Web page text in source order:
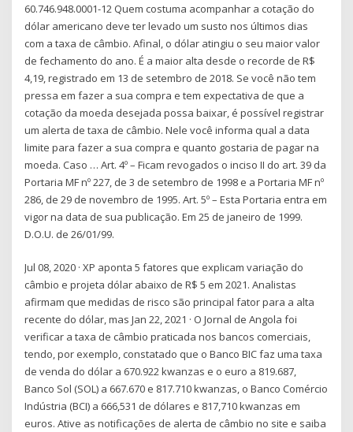
60.746.948.0001-12 Quem costuma acompanhar a cotação do
dólar americano deve ter levado um susto nos últimos dias
com a taxa de câmbio. Afinal, o dólar atingiu o seu maior valor
de fechamento do ano. É a maior alta desde o recorde de R$
4,19, registrado em 13 de setembro de 2018. Se você não tem
pressa em fazer a sua compra e tem expectativa de que a
cotação da moeda desejada possa baixar, é possível registrar
um alerta de taxa de câmbio. Nele você informa qual a data
limite para fazer a sua compra e quanto gostaria de pagar na
moeda. Caso … Art. 4º – Ficam revogados o inciso II do art. 39 da
Portaria MF nº 227, de 3 de setembro de 1998 e a Portaria MF nº
286, de 29 de novembro de 1995. Art. 5º – Esta Portaria entra em
vigor na data de sua publicação. Em 25 de janeiro de 1999.
D.O.U. de 26/01/99.
Jul 08, 2020 · XP aponta 5 fatores que explicam variação do
câmbio e projeta dólar abaixo de R$ 5 em 2021. Analistas
afirmam que medidas de risco são principal fator para a alta
recente do dólar, mas Jan 22, 2021 · O Jornal de Angola foi
verificar a taxa de câmbio praticada nos bancos comerciais,
tendo, por exemplo, constatado que o Banco BIC faz uma taxa
de venda do dólar a 670.922 kwanzas e o euro a 819.687,
Banco Sol (SOL) a 667.670 e 817.710 kwanzas, o Banco Comércio
Indústria (BCI) a 666,531 de dólares e 817,710 kwanzas em
euros. Ative as notificações de alerta de câmbio no site e saiba